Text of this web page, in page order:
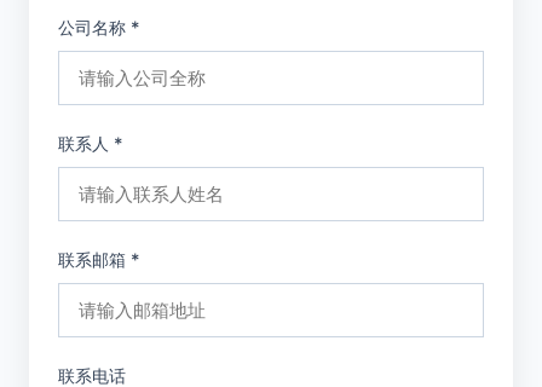
公司名称 *
联系人 *
联系邮箱 *
联系电话